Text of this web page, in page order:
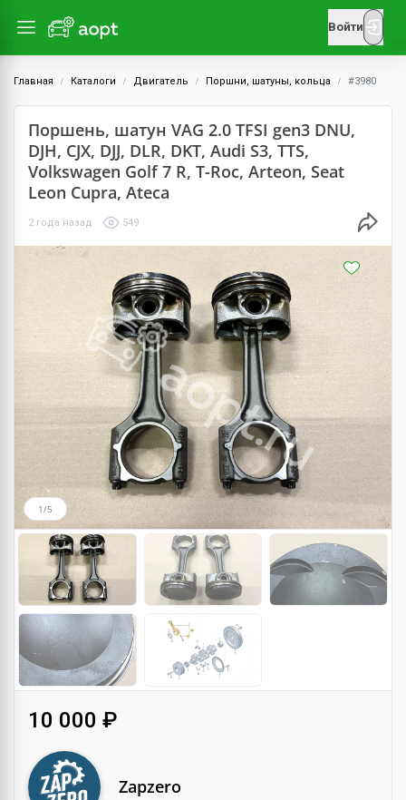
Войти
Главная Каталоги Двигатель Поршни, шатуны, кольца #3980
Поршень, шатун VAG 2.0 TFSI gen3 DNU,
DJH, CJX, DJJ, DLR, DKT, Audi S3, TTS,
Volkswagen Golf 7 R, T-Roc, Arteon, Seat
Leon Cupra, Ateca
2 года назад 549
1/5
10 000 ₽
Zapzero